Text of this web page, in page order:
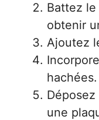
Battez le
obtenir
Ajoutez
hachées.
une